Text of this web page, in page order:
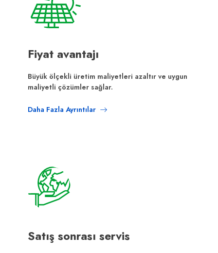
Fiyat avantajı
Büyük ölçekli üretim maliyetleri azaltır ve uygun
maliyetli çözümler sağlar.
Daha Fazla Ayrıntılar
Satış sonrası servis